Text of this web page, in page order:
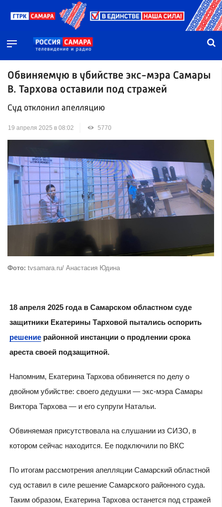
Обвиняемую в убийстве экс-мэра Самары
В. Тархова оставили под стражей
Суд отклонил апелляцию
19 апреля 2025 в 08:02 5770
Фото: tvsamara.ru/ Анастасия Юдина
18 апреля 2025 года в Самарском областном суде
защитники Екатерины Тарховой пытались оспорить
решениерайонной инстанции о продлении срока
ареста своей подзащитной.
Напомним, Екатерина Тархова обвиняется по делу о
двойном убийстве: своего дедушки — экс-мэра Самары
Виктора Тархова — и его супруги Натальи.
Обвиняемая присутствовала на слушании из СИЗО, в
котором сейчас находится. Ее подключили по ВКС
По итогам рассмотрения апелляции Самарский областной
суд оставил в силе решение Самарского районного суда.
Таким образом, Екатерина Тархова останется под стражей